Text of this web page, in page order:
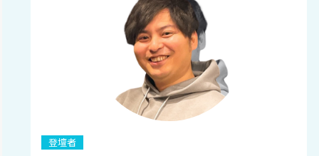
登壇者